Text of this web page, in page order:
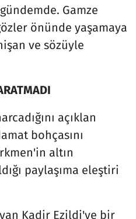
Gamze
önünde yaşamaya
ve sözüyle
açıklan
bohçasını
altın
paylaşıma eleştiri
Kadir Ezildi'ye bir